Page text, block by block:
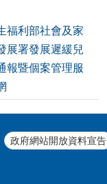
福利部社會及家
展署發展遲緩兒
報暨個案管理服
政府網站開放資料宣告